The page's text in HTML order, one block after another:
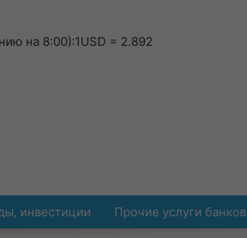
на 8:00):1USD = 2.892
инвестиции Прочие услуги банков